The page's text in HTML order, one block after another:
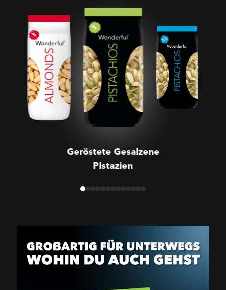
Geröstete Gesalzene
Pistazien
Geröstete Gesalzene
Pistazien